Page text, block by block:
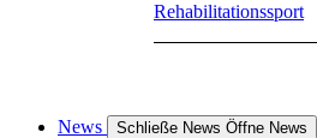
Rehabilitationssport
News Schließe News Öffne News